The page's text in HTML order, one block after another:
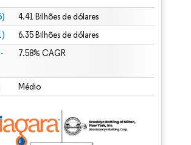
4.41 Bilhões de dólares
6.35 Bilhões de dólares
7.58% CAGR
Médio
requer atribuição conforme CC BY 4.0.